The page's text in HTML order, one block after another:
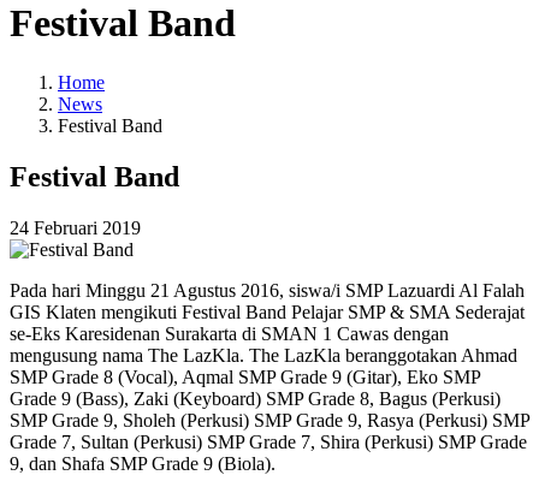
Festival Band
Home
News
Festival Band
Festival Band
24 Februari 2019
Pada hari Minggu 21 Agustus 2016, siswa/i SMP Lazuardi Al Falah
GIS Klaten mengikuti Festival Band Pelajar SMP & SMA Sederajat
se-Eks Karesidenan Surakarta di SMAN 1 Cawas dengan
mengusung nama The LazKla. The LazKla beranggotakan Ahmad
SMP Grade 8 (Vocal), Aqmal SMP Grade 9 (Gitar), Eko SMP
Grade 9 (Bass), Zaki (Keyboard) SMP Grade 8, Bagus (Perkusi)
SMP Grade 9, Sholeh (Perkusi) SMP Grade 9, Rasya (Perkusi) SMP
Grade 7, Sultan (Perkusi) SMP Grade 7, Shira (Perkusi) SMP Grade
9, dan Shafa SMP Grade 9 (Biola).